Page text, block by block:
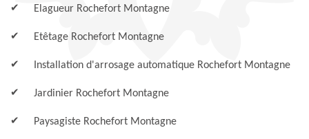
Elagueur Rochefort Montagne
Etêtage Rochefort Montagne
Installation d'arrosage automatique Rochefort Montagne
Jardinier Rochefort Montagne
Paysagiste Rochefort Montagne